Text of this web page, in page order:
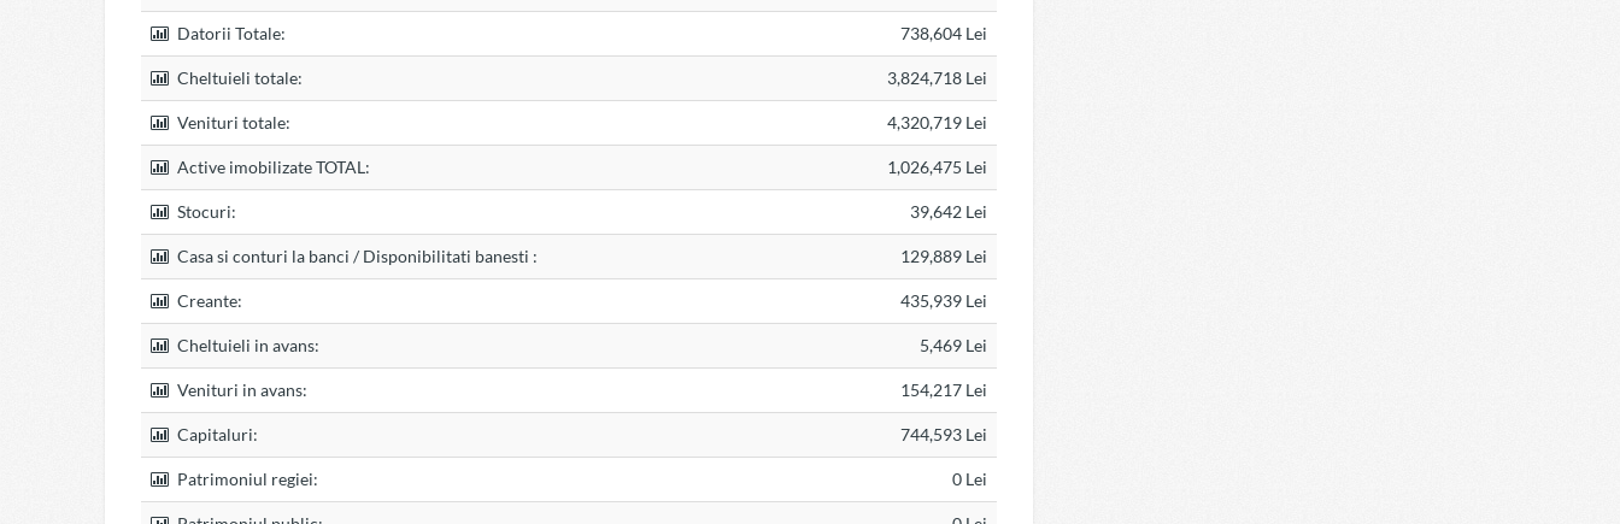
Datorii Totale: 738,604 Lei
Cheltuieli totale: 3,824,718 Lei
Venituri totale: 4,320,719 Lei
Active imobilizate TOTAL: 1,026,475 Lei
Stocuri: 39,642 Lei
Casa si conturi la banci / Disponibilitati banesti : 129,889 Lei
Creante: 435,939 Lei
Cheltuieli in avans: 5,469 Lei
Venituri in avans: 154,217 Lei
Capitaluri: 744,593 Lei
Patrimoniul regiei: 0 Lei